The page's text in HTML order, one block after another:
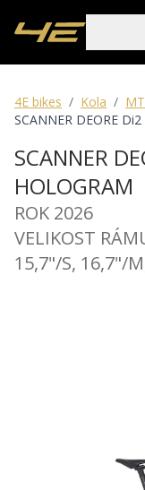
Pojištění kol
Prodejci
4E bikes / Kola /
SCANNER DEORE
SCANNER
HOLOGRAM
ROK 2026
VELIKOST
15,7"/S, 16,7"/